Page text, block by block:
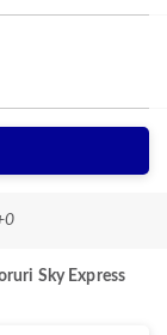
Sky Express